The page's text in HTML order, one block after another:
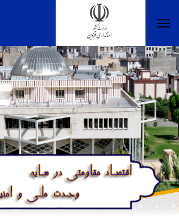
استاندار قزوین - استانداری قزوین